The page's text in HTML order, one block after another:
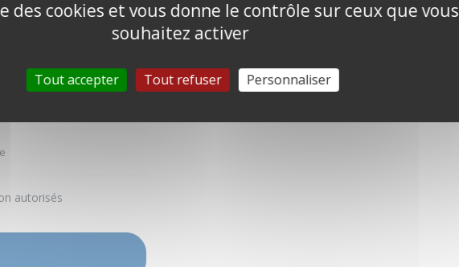
autorisés
des cookies et vous donne le contrôle sur ceux que vous
souhaitez activer
Tout accepter Tout refuser Personnaliser